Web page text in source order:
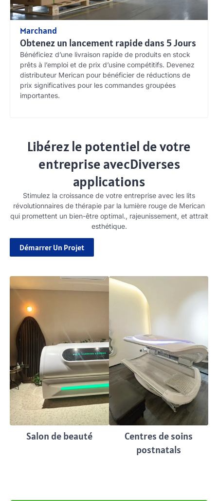
Marchand
Obtenez un lancement rapide dans 5 Jours
Bénéficiez d’une livraison rapide de produits en stock
prêts à l’emploi et de prix d’usine compétitifs. Devenez
distributeur Merican pour bénéficier de réductions de
prix significatives pour les commandes groupées
importantes.
Libérez le potentiel de votre
entreprise avecDiverses
applications
Stimulez la croissance de votre entreprise avec les lits
révolutionnaires de thérapie par la lumière rouge de Merican
qui promettent un bien-être optimal., rajeunissement, et attrait
esthétique.
Démarrer Un Projet
Salon de beauté
Centres de soins
postnatals